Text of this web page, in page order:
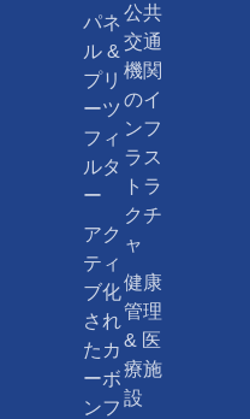
パネ
ル &
プリ
ーツ
フィ
ルタ
ー
アク
ティ
ブ化
され
たカ
ーボ
ンフ
公共
交通
機関
のイ
ンフ
ラス
トラ
クチ
ャ
健康
管理
& 医
療施
設